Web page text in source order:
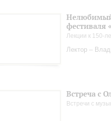
фестиваля
Лекции к 150-
Лектор –
Встреча с
Встречи с